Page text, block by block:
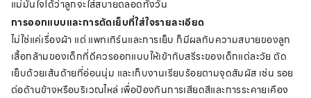
แม่มั่นใจได้ว่าลูกจะใส่สบายตลอดทั้งวัน
การออกแบบและการตัดเย็บที่ใส่ใจรายละเอียด
ไม่ใช่แค่เรื่องผ้า แต่ แพทเทิร์นและการเย็บ ก็มีผลกับความสบายของลูก
เสื้อกล้ามของเด็กที่ดีควรออกแบบให้เข้ากับสรีระของเด็กแต่ละวัย ตัด
เย็บด้วยเส้นด้ายที่อ่อนนุ่ม และเก็บงานเรียบร้อยตามจุดสัมผัส เช่น รอย
ต่อด้านข้างหรือบริเวณไหล่ เพื่อป้องกันการเสียดสีและการระคายเคือง